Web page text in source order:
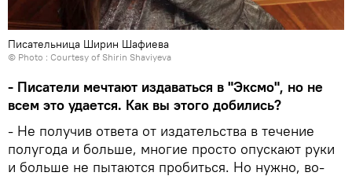
Писательница Ширин Шафиева
© Photo : Courtesy of Shirin Shaviyeva
- Писатели мечтают издаваться в "Эксмо", но не
всем это удается. Как вы этого добились?
- Не получив ответа от издательства в течение
полугода и больше, многие просто опускают руки
и больше не пытаются пробиться. Но нужно, во-